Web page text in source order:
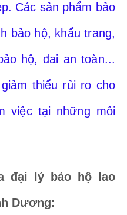
Các sản phẩm bảo
bảo hộ, khẩu trang,
hộ, đai an toàn...
thiểu rủi ro cho
việc tại những môi
đại lý bảo hộ lao
Dương: